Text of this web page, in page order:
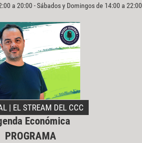
a 20:00 - Sábados y Domingos de 14:00 a 22:00
| EL STREAM DEL CCC
Económica
PROGRAMA